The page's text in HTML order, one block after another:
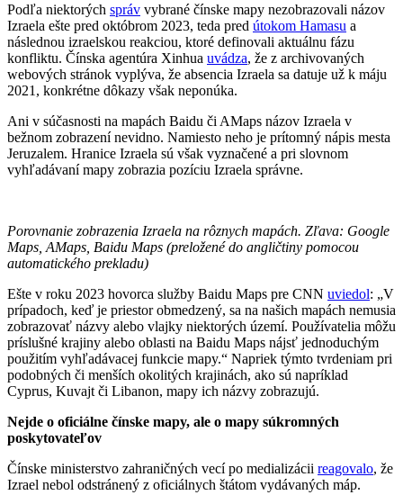
Podľa niektorých správ vybrané čínske mapy nezobrazovali názov
Izraela ešte pred októbrom 2023, teda pred útokom Hamasu a
následnou izraelskou reakciou, ktoré definovali aktuálnu fázu
konfliktu. Čínska agentúra Xinhua uvádza, že z archivovaných
webových stránok vyplýva, že absencia Izraela sa datuje už k máju
2021, konkrétne dôkazy však neponúka.
Ani v súčasnosti na mapách Baidu či AMaps názov Izraela v
bežnom zobrazení nevidno. Namiesto neho je prítomný nápis mesta
Jeruzalem. Hranice Izraela sú však vyznačené a pri slovnom
vyhľadávaní mapy zobrazia pozíciu Izraela správne.
Porovnanie zobrazenia Izraela na rôznych mapách. Zľava: Google
Maps, AMaps, Baidu Maps (preložené do angličtiny pomocou
automatického prekladu)
Ešte v roku 2023 hovorca služby Baidu Maps pre CNN uviedol: „V
prípadoch, keď je priestor obmedzený, sa na našich mapách nemusia
zobrazovať názvy alebo vlajky niektorých území. Používatelia môžu
príslušné krajiny alebo oblasti na Baidu Maps nájsť jednoduchým
použitím vyhľadávacej funkcie mapy.“ Napriek týmto tvrdeniam pri
podobných či menších okolitých krajinách, ako sú napríklad
Cyprus, Kuvajt či Libanon, mapy ich názvy zobrazujú.
Nejde o oficiálne čínske mapy, ale o mapy súkromných
poskytovateľov
Čínske ministerstvo zahraničných vecí po medializácii reagovalo, že
Izrael nebol odstránený z oficiálnych štátom vydávaných máp.